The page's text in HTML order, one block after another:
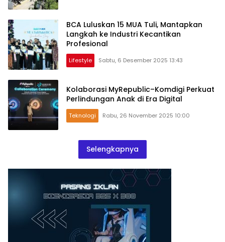
BCA Luluskan 15 MUA Tuli, Mantapkan
Langkah ke Industri Kecantikan
Profesional
Lifestyle Sabtu, 6 Desember 2025 13:43
Kolaborasi MyRepublic–Komdigi Perkuat
Perlindungan Anak di Era Digital
Teknologi Rabu, 26 November 2025 10:00
Selengkapnya